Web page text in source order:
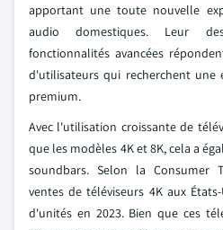
apportant une toute nouvelle
audio domestiques. Leur
fonctionnalités avancées
d'utilisateurs qui recherchent une
premium.
Avec l'utilisation croissante de
que les modèles 4K et 8K, cela a
soundbars. Selon la Consumer
ventes de téléviseurs 4K aux
d'unités en 2023. Bien que ces